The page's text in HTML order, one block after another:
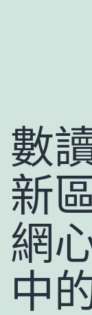
數
新
網
中